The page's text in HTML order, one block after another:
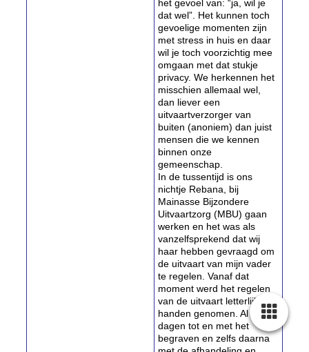
het gevoel van: “ja, wil je
dat wel”. Het kunnen toch
gevoelige momenten zijn
met stress in huis en daar
wil je toch voorzichtig mee
omgaan met dat stukje
privacy. We herkennen het
misschien allemaal wel,
dan liever een
uitvaartverzorger van
buiten (anoniem) dan juist
mensen die we kennen
binnen onze
gemeenschap.
In de tussentijd is ons
nichtje Rebana, bij
Mainasse Bijzondere
Uitvaartzorg (MBU) gaan
werken en het was als
vanzelfsprekend dat wij
haar hebben gevraagd om
de uitvaart van mijn vader
te regelen. Vanaf dat
moment werd het regelen
van de uitvaart letterlijk uit
handen genomen. Al die
dagen tot en met het
begraven en zelfs daarna